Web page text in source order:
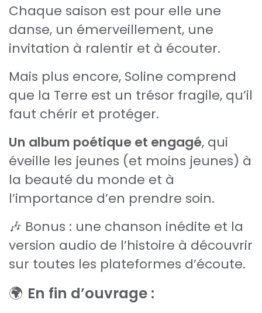
Chaque saison est pour elle une
danse, un émerveillement, une
invitation à ralentir et à écouter.
Mais plus encore, Soline comprend
que la Terre est un trésor fragile, qu’il
faut chérir et protéger.
Un album poétique et engagé, qui
éveille les jeunes (et moins jeunes) à
la beauté du monde et à
l’importance d’en prendre soin.
🎶 Bonus : une chanson inédite et la
version audio de l’histoire à découvrir
sur toutes les plateformes d’écoute.
🌍 En fin d’ouvrage :